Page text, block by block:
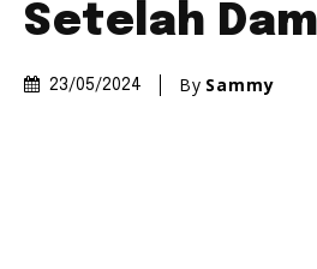
Setelah
23/05/2024 By Sammy